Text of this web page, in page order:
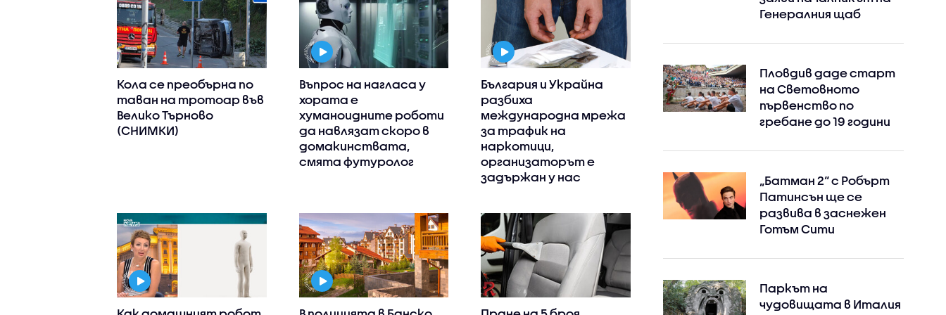
Кола се преобърна по
таван на тротоар във
Велико Търново
(СНИМКИ)
Въпрос на нагласа у
хората е
хуманоидните роботи
да навлязат скоро в
домакинствата,
смята футуролог
България и Украйна
разбиха
международна мрежа
за трафик на
наркотици,
организаторът е
задържан у нас
Генералния щаб
Пловдив даде старт
на Световното
първенство по
гребане до 19 години
„Батман 2“ с Робърт
Патинсън ще се
развива в заснежен
Готъм Сити
Паркът на
чудовищата в Италия